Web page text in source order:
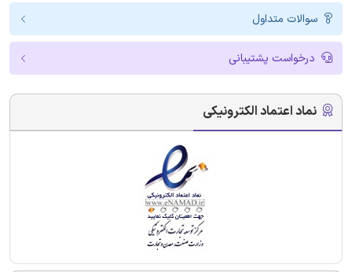
سوالات متداول
درخواست پشتیبانی
نماد اعتماد الکترونیکی